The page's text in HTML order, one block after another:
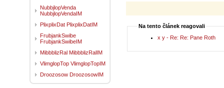
Na tento článek reagovali
x y - Re: Re: Pane Roth
NubbjlopVenda
NubbjlopVendaIM
PlixplixDat PlixplixDatIM
FrubjankSwibe
FrubjankSwibeIM
MibbblizRal MibbblizRalIM
VlimglopTop VlimglopTopIM
Droozosow DroozosowIM